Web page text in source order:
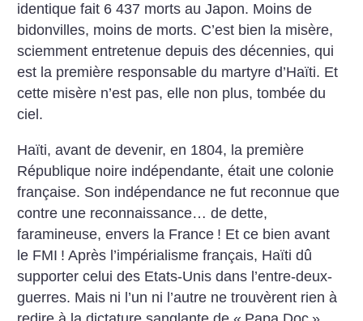
identique fait 6 437 morts au Japon. Moins de
bidonvilles, moins de morts. C’est bien la misère,
sciemment entretenue depuis des décennies, qui
est la première responsable du martyre d’Haïti. Et
cette misère n’est pas, elle non plus, tombée du
ciel.
Haïti, avant de devenir, en 1804, la première
République noire indépendante, était une colonie
française. Son indépendance ne fut reconnue que
contre une reconnaissance… de dette,
faramineuse, envers la France ! Et ce bien avant
le FMI ! Après l’impérialisme français, Haïti dû
supporter celui des Etats-Unis dans l’entre-deux-
guerres. Mais ni l’un ni l’autre ne trouvèrent rien à